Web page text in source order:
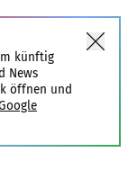
künftig
News
öffnen und